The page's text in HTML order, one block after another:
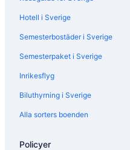
i
e
n
a
'
p
c
Hotell i Sverige
Semesterbostäder i Sverige
Semesterpaket i Sverige
Inrikesflyg
Biluthyrning i Sverige
Alla sorters boenden
Policyer